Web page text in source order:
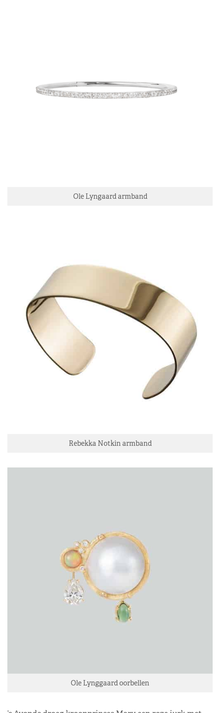
Ole Lyngaard armband
Rebekka Notkin armband
Ole Lynggaard oorbellen